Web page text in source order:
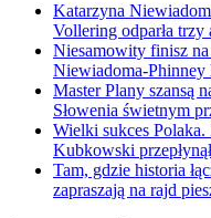
Katarzyna
Vollering odparła trzy
Niesamowity finisz
Niewiadoma-Phinney
Master Plany szansą
Słowenia świetnym
Wielki sukces
Kubkowski
Tam, gdzie historia
zapraszają na rajd